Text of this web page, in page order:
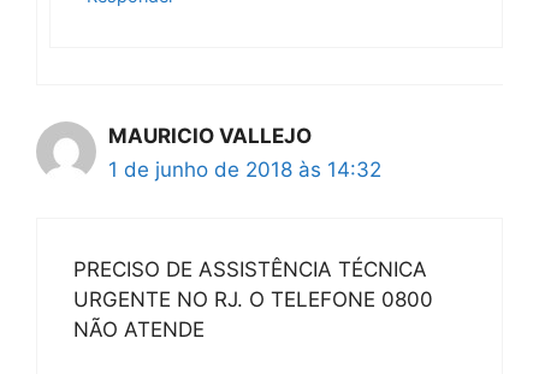
MAURICIO VALLEJO
1 de junho de 2018 às 14:32
PRECISO DE ASSISTÊNCIA TÉCNICA
URGENTE NO RJ. O TELEFONE 0800
NÃO ATENDE